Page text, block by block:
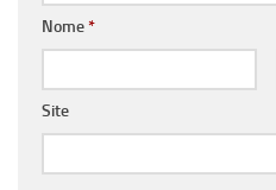
Nome*
Site